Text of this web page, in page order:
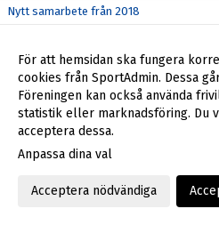
Nytt samarbete från 2018
Nya ledarguiden klar!
Ny sponsor av Enskede IK
Ny medarbetare på kansliet
Tragiska händelsen på Enskede Gårds
december
För att hemsidan ska fungera
cookies från SportAdmin. Dessa
Föreningen kan också använda
statistik eller marknadsföring. Du
acceptera dessa.
Anpassa dina val
Acceptera nödvändiga